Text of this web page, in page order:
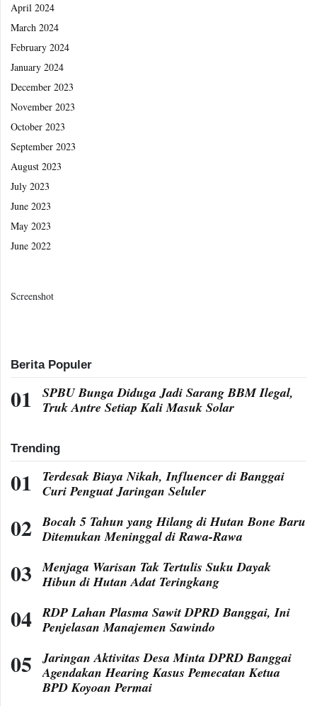
April 2024
March 2024
February 2024
January 2024
December 2023
November 2023
October 2023
September 2023
August 2023
July 2023
June 2023
May 2023
June 2022
Screenshot
Berita Populer
SPBU Bunga Diduga Jadi Sarang BBM Ilegal,
Truk Antre Setiap Kali Masuk Solar
Trending
Terdesak Biaya Nikah, Influencer di Banggai
Curi Penguat Jaringan Seluler
Bocah 5 Tahun yang Hilang di Hutan Bone Baru
Ditemukan Meninggal di Rawa-Rawa
Menjaga Warisan Tak Tertulis Suku Dayak
Hibun di Hutan Adat Teringkang
RDP Lahan Plasma Sawit DPRD Banggai, Ini
Penjelasan Manajemen Sawindo
Jaringan Aktivitas Desa Minta DPRD Banggai
Agendakan Hearing Kasus Pemecatan Ketua
BPD Koyoan Permai